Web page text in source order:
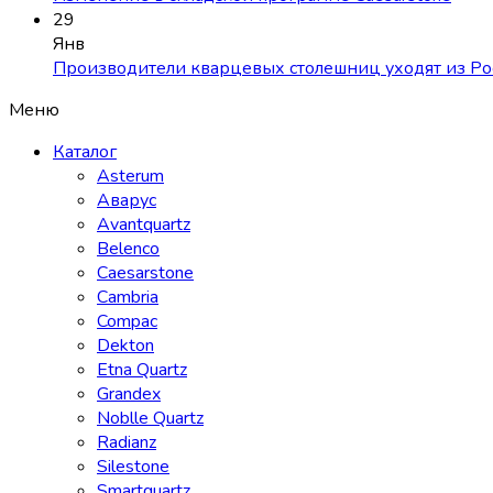
29
Янв
Производители кварцевых столешниц уходят из
Меню
Каталог
Asterum
Аварус
Avantquartz
Belenco
Caesarstone
Cambria
Compac
Dekton
Etna Quartz
Grandex
Noblle Quartz
Radianz
Silestone